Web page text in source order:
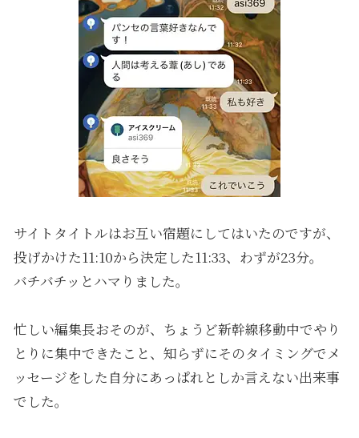
サイトタイトルはお互い宿題にしてはいたのですが、
投げかけた11:10から決定した11:33、わずが23分。
バチバチッとハマりました。
忙しい編集長おそのが、ちょうど新幹線移動中でやり
とりに集中できたこと、知らずにそのタイミングでメ
ッセージをした自分にあっぱれとしか言えない出来事
でした。